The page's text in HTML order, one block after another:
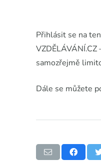
Přihlásit se na
VZDĚLÁVÁNÍ.CZ
samozřejmě
Dále se můžete